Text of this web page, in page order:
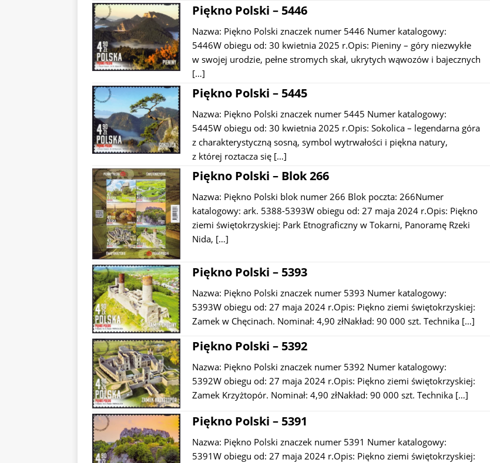
Piękno Polski – 5446
Nazwa: Piękno Polski znaczek numer 5446 Numer katalogowy:
5446W obiegu od: 30 kwietnia 2025 r.Opis: Pieniny – góry niezwykłe
w swojej urodzie, pełne stromych skał, ukrytych wąwozów i bajecznych
[…]
Piękno Polski – 5445
Nazwa: Piękno Polski znaczek numer 5445 Numer katalogowy:
5445W obiegu od: 30 kwietnia 2025 r.Opis: Sokolica – legendarna góra
z charakterystyczną sosną, symbol wytrwałości i piękna natury,
z której roztacza się […]
Piękno Polski – Blok 266
Nazwa: Piękno Polski blok numer 266 Blok poczta: 266Numer
katalogowy: ark. 5388-5393W obiegu od: 27 maja 2024 r.Opis: Piękno
ziemi świętokrzyskiej: Park Etnograficzny w Tokarni, Panoramę Rzeki
Nida, […]
Piękno Polski – 5393
Nazwa: Piękno Polski znaczek numer 5393 Numer katalogowy:
5393W obiegu od: 27 maja 2024 r.Opis: Piękno ziemi świętokrzyskiej:
Zamek w Chęcinach. Nominał: 4,90 złNakład: 90 000 szt. Technika […]
Piękno Polski – 5392
Nazwa: Piękno Polski znaczek numer 5392 Numer katalogowy:
5392W obiegu od: 27 maja 2024 r.Opis: Piękno ziemi świętokrzyskiej:
Zamek Krzyżtopór. Nominał: 4,90 złNakład: 90 000 szt. Technika […]
Piękno Polski – 5391
Nazwa: Piękno Polski znaczek numer 5391 Numer katalogowy:
5391W obiegu od: 27 maja 2024 r.Opis: Piękno ziemi świętokrzyskiej: